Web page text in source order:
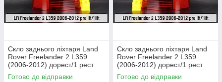
Скло заднього ліхтаря Land
Rover Freelander 2 L359
(2006-2012) дорест/1 рест
ліве
Готово до відправки
Скло заднього ліхтаря Land
Rover Freelander 2 L359
(2006-2012) дорест/1 рест
праве
Готово до відправки